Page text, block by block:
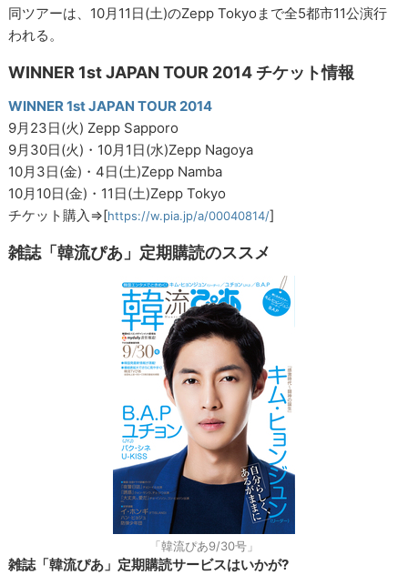
同ツアーは、10月11日(土)のZepp Tokyoまで全5都市11公演行
われる。
WINNER 1st JAPAN TOUR 2014 チケット情報
WINNER 1st JAPAN TOUR 2014
9月23日(火) Zepp Sapporo
9月30日(火)・10月1日(水)Zepp Nagoya
10月3日(金)・4日(土)Zepp Namba
10月10日(金)・11日(土)Zepp Tokyo
チケット購入⇒[https://w.pia.jp/a/00040814/]
雑誌「韓流ぴあ」定期購読のススメ
「韓流ぴあ9/30号」
雑誌「韓流ぴあ」定期購読サービスはいかが?